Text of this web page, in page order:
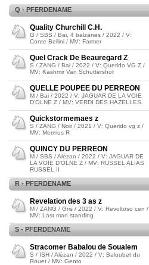
Q - PFERDENAME
Quality Churchill C.H.
G / SBS / Bai, 4 balzanes / 2022 / V:
Conte Bellini / MV: Farmer
Quel Crack De Beauregard Z
S / ZANG / Bai / 2022 / V: Querido VG Z /
MV: Kashmir Van Schuttershof
QUELLE POUPEE DU PERREON
M / Bai / 2022 / V: JAGUAR DE LA VOIE
D'OLNE Z / MV: VERDI DES HAZELLES
Quickstormemaes z
S / ZANG / Noir / 2021 / V: Querido vg z /
MV: Mermus R
QUINCY DU PERREON
M / SBS / Alézan / 2022 / V: JAGUAR DE
LA VOIE D'OLNE Z / MV: RUSSEL ALIAS
RUSSEL II
R - PFERDENAME
Revelation des 3 as z
M / ZANG / Gris / 2022 / V: Revoltoso cen /
MV: Last man standing
S - PFERDENAME
Stracomer Babalou de Soualem
S / ISH / Alézan / 2022 / V: Baloubet du
Rouet / MV: Gento